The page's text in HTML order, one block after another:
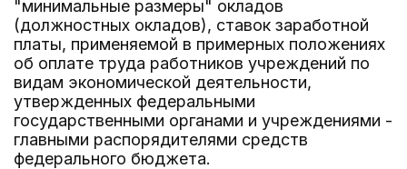
"минимальные размеры" окладов
(должностных окладов), ставок заработной
платы, применяемой в примерных положениях
об оплате труда работников учреждений по
видам экономической деятельности,
утвержденных федеральными
государственными органами и учреждениями -
главными распорядителями средств
федерального бюджета.